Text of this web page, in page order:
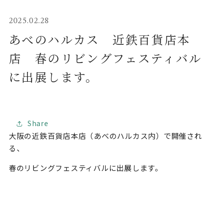
2025.02.28
あべのハルカス 近鉄百貨店本
店 春のリビングフェスティバル
に出展します。
Share
大阪の近鉄百貨店本店（あべのハルカス内）で開催され
る、
春のリビングフェスティバルに出展します。